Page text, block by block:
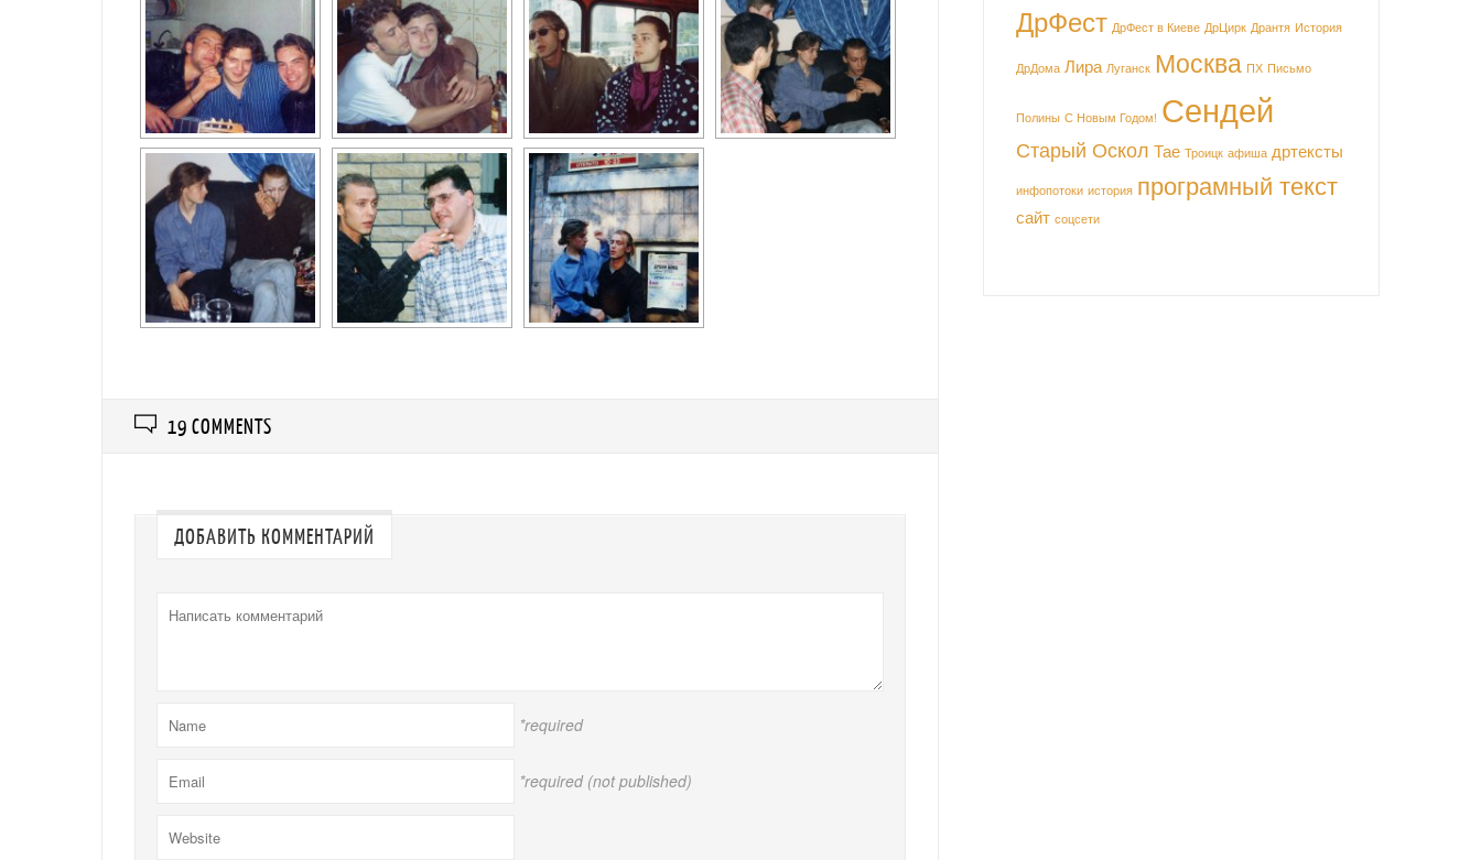
19 COMMENTS
ДОБАВИТЬ КОММЕНТАРИЙ
*required
*required (not published)
ДрФест ДрФест в Киеве ДрЦирк Дрантя История
ДрДома Лира Луганск Москва ПХ Письмо
Полины С Новым Годом! Сендей
Старый Оскол Тае Троицк афиша дртексты
инфопотоки история програмный текст
сайт соцсети